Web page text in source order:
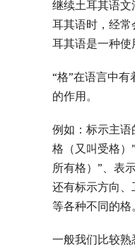
继续土耳其语
耳其语时，经常
耳其语是一种使
“格”在语言中
的作用。
例如：标示主语
格（又叫受格）
所有格）”、表
还有标示方向
等各种不同的格。
一般我们比较